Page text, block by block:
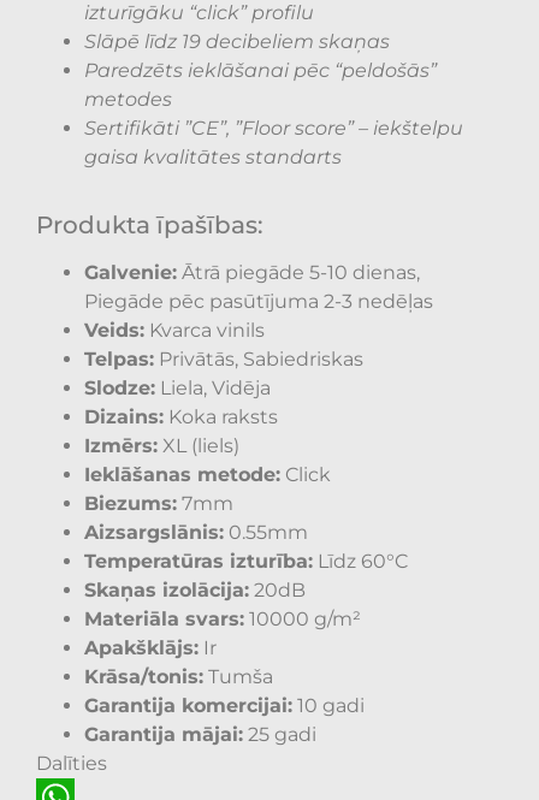
izturīgāku “click” profilu
Slāpē līdz 19 decibeliem skaņas
Paredzēts ieklāšanai pēc “peldošās”
metodes
Sertifikāti ”CE”, ”Floor score” – iekštelpu
gaisa kvalitātes standarts
Produkta īpašības:
Galvenie: Ātrā piegāde 5-10 dienas,
Piegāde pēc pasūtījuma 2-3 nedēļas
Veids: Kvarca vinils
Telpas: Privātās, Sabiedriskas
Slodze: Liela, Vidēja
Dizains: Koka raksts
Izmērs: XL (liels)
Ieklāšanas metode: Click
Biezums: 7mm
Aizsargslānis: 0.55mm
Temperatūras izturība: Līdz 60°C
Skaņas izolācija: 20dB
Materiāla svars: 10000 g/m²
Apakšklājs: Ir
Krāsa/tonis: Tumša
Garantija komercijai: 10 gadi
Garantija mājai: 25 gadi
Dalīties